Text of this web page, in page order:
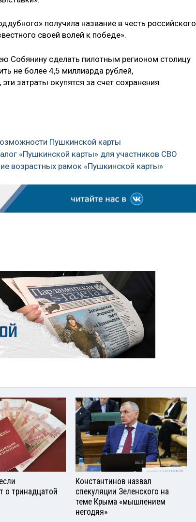
получила название в честь российского
своей волей к победе».
Собянину сделать пилотным регионом столицу
не более 4,5 миллиарда рублей,
затраты окупятся за счет сохранения
Пушкинской карты
«Пушкинской карты» для участников СВО
возрастных рамок «Пушкинской карты»
о тринадцатой
Константинов назвал
спекуляции Зеленского на
теме Крыма «мышлением
негодяя»